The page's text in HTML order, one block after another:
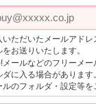
ただいたメールアドレ
お送りいたします。
ールなどのフリーメー
ダに入る場合があります。
のフォルダ・設定等を